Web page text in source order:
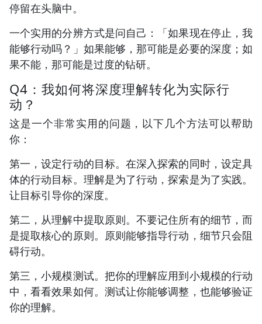
停留在头脑中。
一个实用的分辨方式是问自己：「如果现在停止，我
能够行动吗？」如果能够，那可能是必要的深度；如
果不能，那可能是过度的钻研。
Q4：我如何将深度理解转化为实际行
动？
这是一个非常实用的问题，以下几个方法可以帮助
你：
第一，设定行动的目标。在深入探索的同时，设定具
体的行动目标。理解是为了行动，探索是为了实践。
让目标引导你的深度。
第二，从理解中提取原则。不要记住所有的细节，而
是提取核心的原则。原则能够指导行动，细节只会阻
碍行动。
第三，小规模测试。把你的理解应用到小规模的行动
中，看看效果如何。测试让你能够调整，也能够验证
你的理解。